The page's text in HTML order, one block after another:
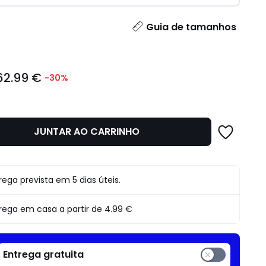
Guia de tamanhos
€ -30%
JUNTAR AO CARRINHO
prevista em 5 dias úteis.
em casa a partir de 4.99 €
Entrega gratuita